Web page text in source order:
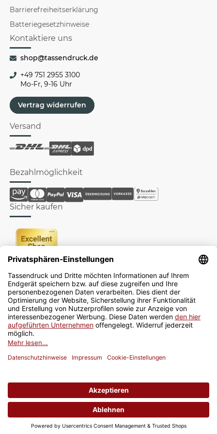
Barrierefreiheitserklärung
Batteriegesetzhinweise
Kontaktiere uns
shop@tassendruck.de
+49 751 2955 3100
Mo-Fr, 9-16 Uhr
Vertrag widerrufen
Versand
Bezahlmöglichkeit
Sicher kaufen
Newsletter